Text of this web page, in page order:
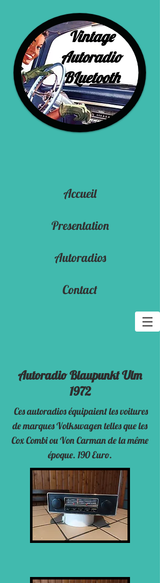
Vintage
Autoradio
BLuetooth
Accueil
Presentation
Autoradios
Contact
Autoradio Blaupunkt Ulm
1972
Ces autoradios équipaient les voitures
de marques Volkswagen telles que les
Cox Combi ou Von Carman de la même
époque. 190​ Euro.